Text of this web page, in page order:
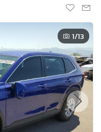
1/13